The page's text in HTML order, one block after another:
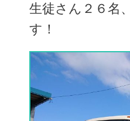
生徒さん２６名
す！